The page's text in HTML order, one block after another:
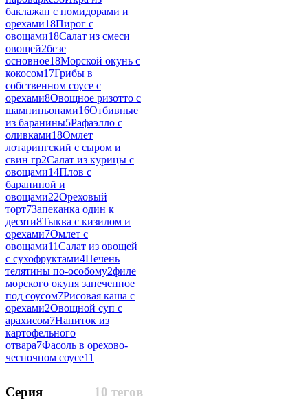
баклажан с помидорами и
орехами18Пирог с
овощами18Салат из смеси
овощей2безе
основное18Морской окунь с
кокосом17Грибы в
собственном соусе с
орехами8Овощное ризотто с
шампиньонами16Отбивные
из баранины5Рафаэлло с
оливками18Омлет
лотарингский с сыром и
свин гр2Салат из курицы с
овощами14Плов с
бараниной и
овощами22Ореховый
торт7Запеканка один к
десяти8Тыква с кизилом и
орехами7Омлет с
овощами11Салат из овощей
с сухофруктами4Печень
телятины по-особому2филе
морского окуня запеченное
под соусом7Рисовая каша с
орехами2Овощной суп с
арахисом7Напиток из
картофельного
отвара7Фасоль в орехово-
чесночном соусе11
10 тегов
Серия